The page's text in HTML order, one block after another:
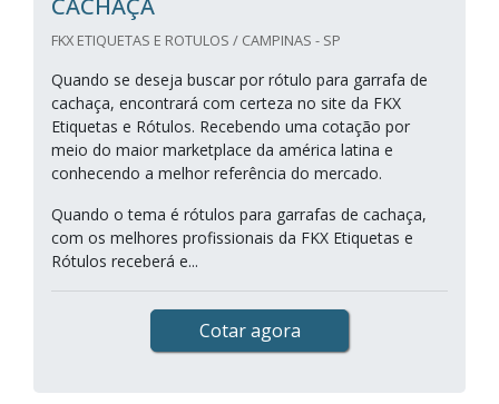
CACHAÇA
FKX ETIQUETAS E ROTULOS / CAMPINAS - SP
Quando se deseja buscar por rótulo para garrafa de
cachaça, encontrará com certeza no site da FKX
Etiquetas e Rótulos. Recebendo uma cotação por
meio do maior marketplace da américa latina e
conhecendo a melhor referência do mercado.
Quando o tema é rótulos para garrafas de cachaça,
com os melhores profissionais da FKX Etiquetas e
Rótulos receberá e...
Cotar agora